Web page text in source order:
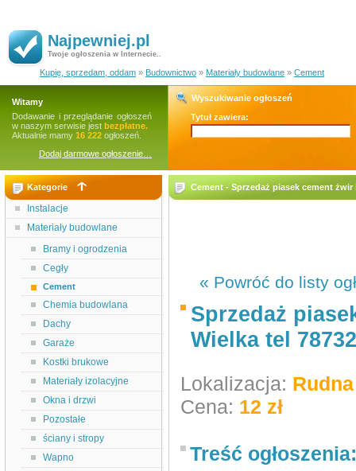
Najpewniej.pl
Twoje ogłoszenia w Internecie..
Kupię, sprzedam, oddam » Budownictwo » Materiały budowlane » Cement
Witamy
Dodawanie i przeglądanie ogłoszeń
w naszym serwisie jest bezpłatne.
Aktualnie mamy 16 222 ogłoszeń.
Dodaj darmowe ogłoszenie…
Wyszukiwanie ogłoszeń
Tytuł zawiera:
Kategorie
Instalacje
Materiały budowlane
Bramy i ogrodzenia
Cegły
Cement
Chemia budowlana
Dachy
Garaże
Kostki brukowe
Materiały izolacyjne
Okna i drzwi
Pozostałe
ściany i stropy
Wapno
Cement - Sprzedaż piasek cement
« Powróć do listy
Sprzedaż
Wielka tel
Lokalizacja:
Cena: 12 zł
Treść ogłoszenia: